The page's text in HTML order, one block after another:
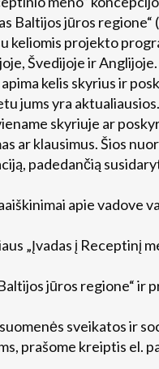
Baltijos jūros regione“
keliomis projekto
Švedijoje ir Anglijoje.
kelis skyrius ir
jums yra aktualiausios.
skyriuje ar
ar klausimus. Šios
padedančią
apie vadove
„Įvadas į Receptinį
jūros regione“ ir
sveikatos ir
prašome kreiptis el.